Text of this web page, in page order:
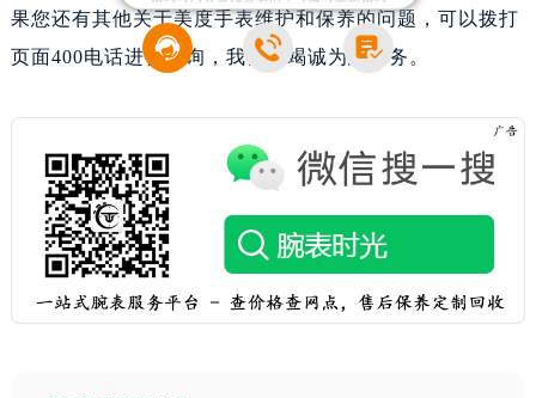
  
果您还有其他关于美度手表维护和保养的问题，可以拨打
页面400电话进行咨询，我们将竭诚为您服务。